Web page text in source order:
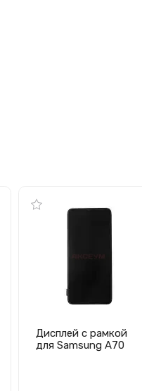
Дисплей с рамкой
для Samsung A70